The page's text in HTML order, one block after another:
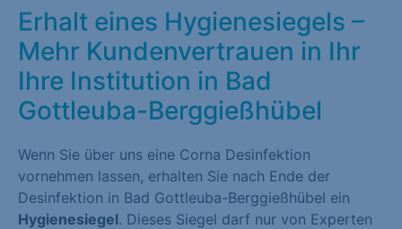
Erhalt eines Hygienesiegels –
Mehr Kundenvertrauen in Ihr
Ihre Institution in Bad
Gottleuba-Berggießhübel
Wenn Sie über uns eine Corna Desinfektion
vornehmen lassen, erhalten Sie nach Ende der
Desinfektion in Bad Gottleuba-Berggießhübel ein
Hygienesiegel. Dieses Siegel darf nur von Experten